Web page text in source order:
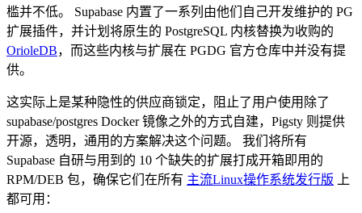
槛并不低。 Supabase 内置了一系列由他们自己开发维护的 PG
扩展插件，并计划将原生的 PostgreSQL 内核替换为收购的
OrioleDB，而这些内核与扩展在 PGDG 官方仓库中并没有提
供。
这实际上是某种隐性的供应商锁定，阻止了用户使用除了
supabase/postgres Docker 镜像之外的方式自建，Pigsty 则提供
开源，透明，通用的方案解决这个问题。 我们将所有
Supabase 自研与用到的 10 个缺失的扩展打成开箱即用的
RPM/DEB 包，确保它们在所有 主流Linux操作系统发行版 上
都可用：